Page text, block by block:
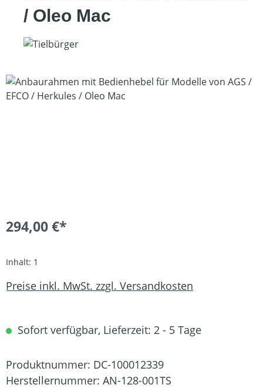
/ Oleo Mac
Bildergalerie überspringen
294,00 €*
Inhalt: 1
Preise inkl. MwSt. zzgl. Versandkosten
Sofort verfügbar, Lieferzeit: 2 - 5 Tage
Produktnummer: DC-100012339
Herstellernummer: AN-128-001TS